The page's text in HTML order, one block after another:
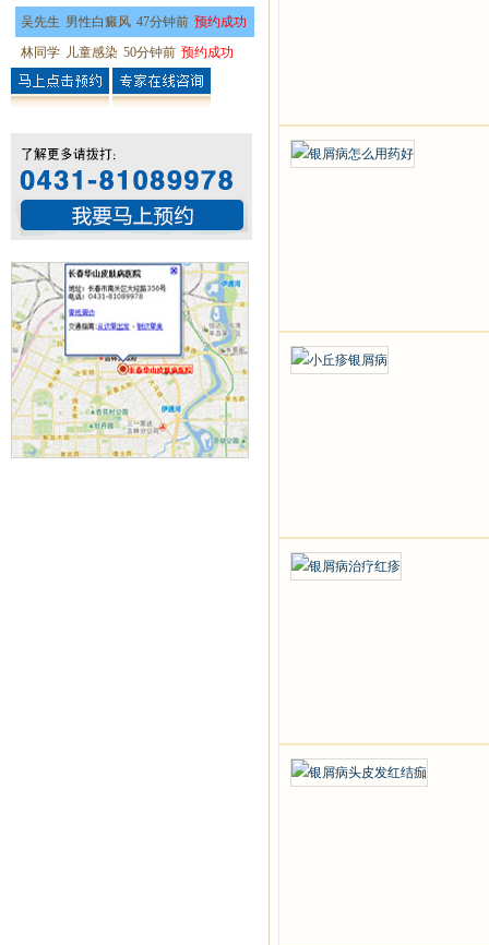
吴先生 男性白癜风 47分钟前 预约成功
林同学 儿童感染 50分钟前 预约成功